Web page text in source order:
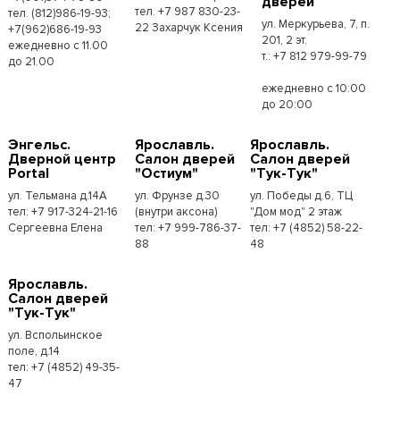
тел. (812)986-19-93;
+7(962)686-19-93
ежедневно с 11.00
до 21.00
тел. +7 987 830-23-
22 Захарчук Ксения
ул. Меркурьева, 7, п.
201, 2 эт.
т.: +7 812 979-99-79
ежедневно с 10:00
до 20:00
Энгельс.
Дверной центр
Portal
ул. Тельмана д.14А
тел: +7 917-324-21-16
Сергеевна Елена
Ярославль.
Салон дверей
"Остиум"
ул. Фрунзе д.30
(внутри аксона)
тел: +7 999-786-37-
88
Ярославль.
Салон дверей
"Тук-Тук"
ул. Победы д.6, ТЦ
"Дом мод" 2 этаж
тел: +7 (4852) 58-22-
48
Ярославль.
Салон дверей
"Тук-Тук"
ул. Вспольинское
поле, д.14
тел: +7 (4852) 49-35-
47